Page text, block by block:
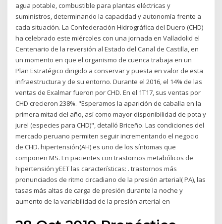
agua potable, combustible para plantas eléctricas y
suministros, determinando la capacidad y autonomía frente a
cada situación. La Confederación Hidrográfica del Duero (CHD)
ha celebrado este miércoles con una jornada en Valladolid el
Centenario de la reversión al Estado del Canal de Castilla, en
un momento en que el organismo de cuenca trabaja en un
Plan Estratégico dirigido a conservar y puesta en valor de esta
infraestructura y de su entorno. Durante el 2016, el 14% de las
ventas de Exalmar fueron por CHD. En el 1T17, sus ventas por
CHD crecieron 238%. "Esperamos la aparición de caballa en la
primera mitad del año, así como mayor disponibilidad de pota y
jurel (especies para CHD)", detalló Briceño. Las condiciones del
mercado peruano permiten seguir incrementando el negocio
de CHD. hipertensión(AH) es uno de los síntomas que
componen MS. En pacientes con trastornos metabólicos de
hipertensión yEET las características: . trastornos más
pronunciados de ritmo circadiano de la presión arterial( PA), las
tasas más altas de carga de presión durante la noche y
aumento de la variabilidad de la presión arterial en